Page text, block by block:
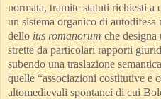
normata, tramite statuti richiesti a
un sistema organico di autodifesa
dello ius romanorum che designa
strette da particolari rapporti
subendo una traslazione
quelle “associazioni costitutive e
altomedievali spontanei di cui